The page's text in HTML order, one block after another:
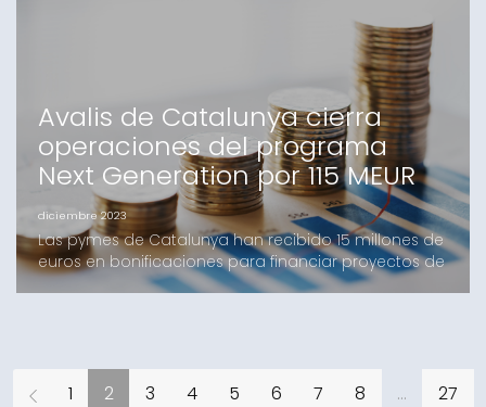
Avalis de Catalunya cierra
operaciones del programa
Next Generation por 115 MEUR
diciembre 2023
Las pymes de Catalunya han recibido 15 millones de
euros en bonificaciones para financiar proyectos de
inversión. Con este resultado, Cataluña lidera el
marco del programa Next Generation EU-Plan de
Recuper
1 2 3 4 5 6 7 8 ... 27